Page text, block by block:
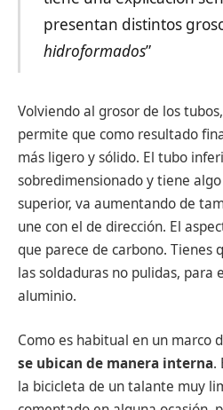
presentan distintos
hidroformados”
Volviendo al grosor de los
permite que como resultado
más ligero y sólido. El tubo
sobredimensionado y tiene
superior, va aumentando de
une con el de dirección. El
que parece de carbono. Tienes
las soldaduras no pulidas, para
aluminio.
Como es habitual en un marco
se ubican de manera interna.
la bicicleta de un talante muy